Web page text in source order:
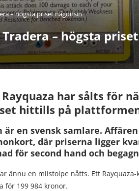
– högsta priset någonsin
– högsta
har sålts för
hittills på
en svensk samlare.
där priserna ligger
för second hand och
ännu en milstolpe nåtts. Ett
för 199 984 kronor.